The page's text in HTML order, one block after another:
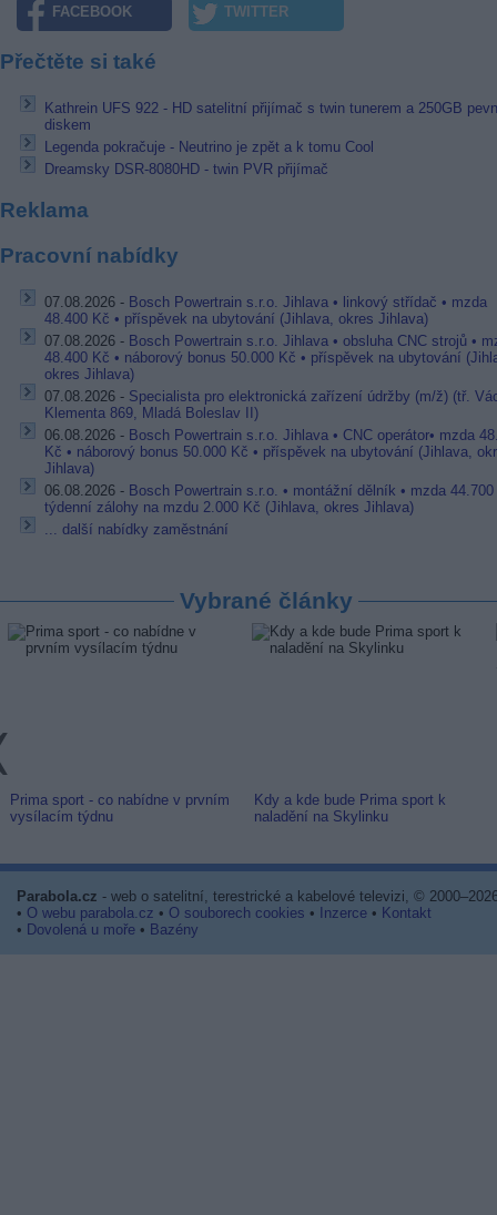
FACEBOOK TWITTER
Přečtěte si také
Kathrein UFS 922 - HD satelitní přijímač s twin tunerem a 250GB
diskem
Legenda pokračuje - Neutrino je zpět a k tomu Cool
Dreamsky DSR-8080HD - twin PVR přijímač
Reklama
Pracovní nabídky
07.08.2026 - Bosch Powertrain s.r.o. Jihlava • linkový střídač • mzda
48.400 Kč • příspěvek na ubytování (Jihlava, okres Jihlava)
07.08.2026 - Bosch Powertrain s.r.o. Jihlava • obsluha CNC strojů •
48.400 Kč • náborový bonus 50.000 Kč • příspěvek na ubytování
okres Jihlava)
07.08.2026 - Specialista pro elektronická zařízení údržby (m/ž) (tř.
Klementa 869, Mladá Boleslav II)
06.08.2026 - Bosch Powertrain s.r.o. Jihlava • CNC operátor• mzda
Kč • náborový bonus 50.000 Kč • příspěvek na ubytování (Jihlava,
Jihlava)
06.08.2026 - Bosch Powertrain s.r.o. • montážní dělník • mzda 44.700
týdenní zálohy na mzdu 2.000 Kč (Jihlava, okres Jihlava)
... další nabídky zaměstnání
Vybrané články
Prima sport - co nabídne v prvním
vysílacím týdnu
Kdy a kde bude Prima sport k
naladění na Skylinku
Parabola.cz - web o satelitní, terestrické a kabelové televizi, ©
• O webu parabola.cz • O souborech cookies • Inzerce • Kontakt
• Dovolená u moře • Bazény